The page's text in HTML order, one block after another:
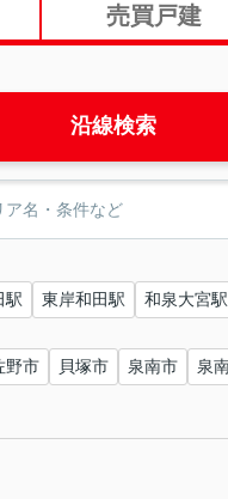
売買戸建
沿線検索
駅 東岸和田駅 和泉大宮駅
野市 貝塚市 泉南市 泉